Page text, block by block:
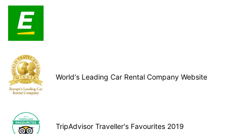
World's Leading Car Rental Company Website
TripAdvisor Traveller's Favourites 2019